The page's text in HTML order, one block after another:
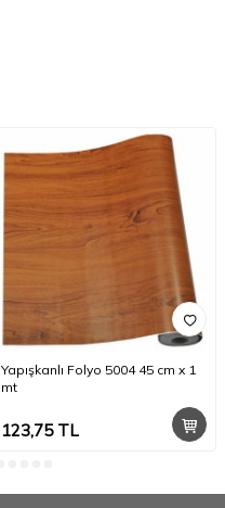
Yapışkanlı Folyo 5004 45 cm x 1
mt
123,75TL